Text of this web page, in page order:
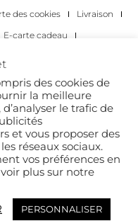
des cookies
Livraison
E-carte cadeau
Pour les particuliers
Champmarket.
des cookies de
la meilleure
le trafic de
et vous proposer des
réseaux sociaux.
vos préférences en
plus sur notre
PERSONNALISER